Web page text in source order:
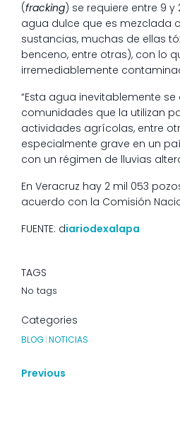
(fracking) se requiere entre 9
agua dulce que es mezclada
sustancias, muchas de ellas
benceno, entre otras), con lo
irremediablemente
“Esta agua inevitablemente
comunidades que la utilizan
actividades agrícolas, entre
especialmente grave en un
con un régimen de lluvias
En Veracruz hay 2 mil 053
acuerdo con la Comisión
FUENTE: diariodexalapa
TAGS
No tags
Categories
BLOG|NOTICIAS
Previous